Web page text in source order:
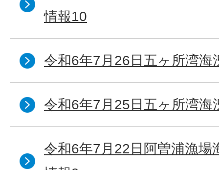
情報10
令和6年7月26日五ヶ所湾海
令和6年7月25日五ヶ所湾海
令和6年7月22日阿曽浦漁場